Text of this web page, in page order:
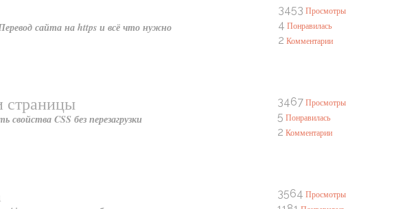
сайта на https и всё что нужно
3453 Просмотры
4 Понравилась
2 Комментарии
страницы
CSS без перезагрузки
3467Просмотры
5 Понравилась
2 Комментарии
3564 Просмотры